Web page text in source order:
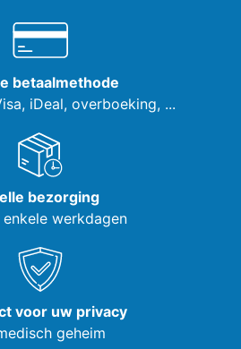
betaalmethode
iDeal, overboeking, ...
bezorging
enkele werkdagen
voor uw privacy
geheim